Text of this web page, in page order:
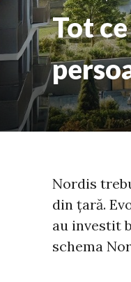
Tot
Nordis
din țară.
au investit
schema